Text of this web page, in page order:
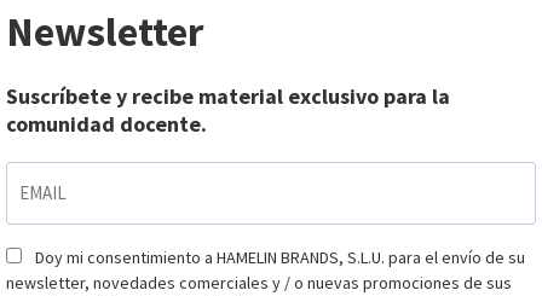
Newsletter
Suscríbete y recibe material exclusivo para la
comunidad docente.
Consentimiento*
Doy mi consentimiento a HAMELIN BRANDS, S.L.U. para el envío de su
newsletter, novedades comerciales y / o nuevas promociones de sus